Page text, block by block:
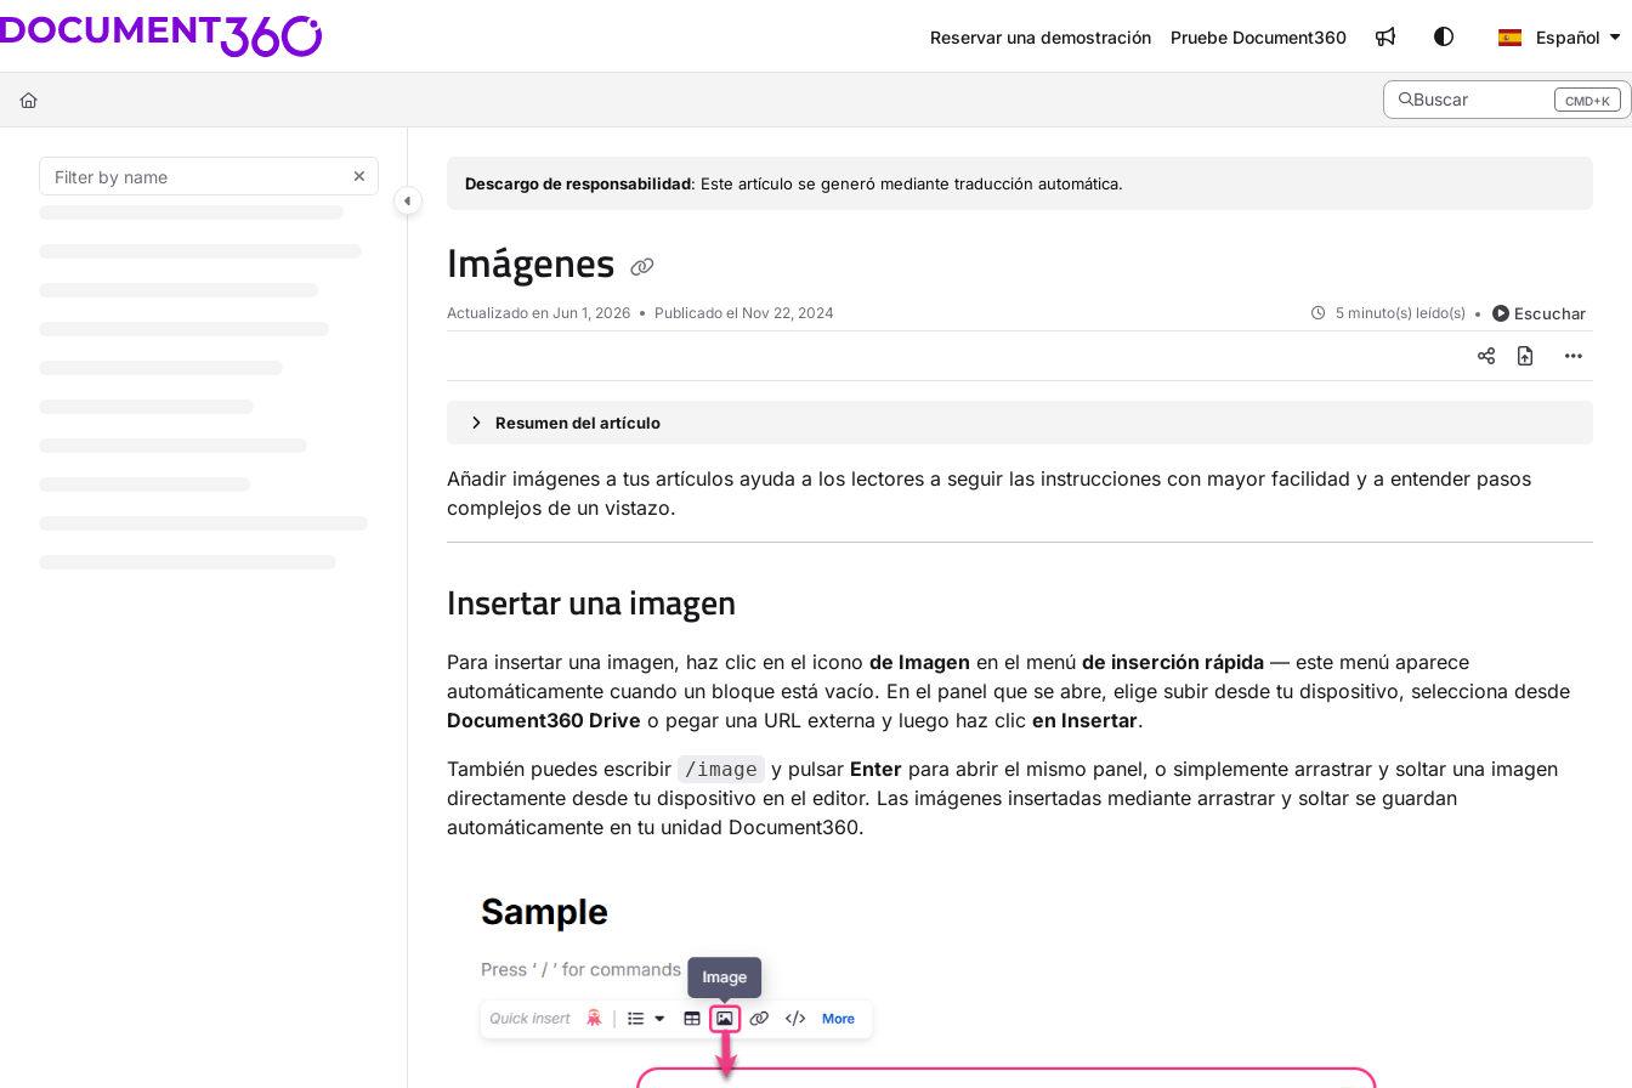
Documentation Index
Fetch the complete documentation index at:
Use this file to discover all available pages before exploring further.
Reservar una demostración Pruebe Document360 Español
Buscar CMD+K
Press CMD+K to open search
Descargo de responsabilidad: Este artículo se generó mediante traducción automática.
Imágenes
Actualizado en Jun 1, 2026 Publicado el Nov 22, 2024 5 minuto(s) leído(s) Escuchar
Resumen del artículo
Añadir imágenes a tus artículos ayuda a los lectores a seguir las instrucciones con mayor facilidad y a entender pasos
complejos de un vistazo.
Insertar una imagen
Para insertar una imagen, haz clic en el icono de Imagen en el menú de inserción rápida — este menú aparece
automáticamente cuando un bloque está vacío. En el panel que se abre, elige subir desde tu dispositivo, selecciona desde
Document360 Drive o pegar una URL externa y luego haz clic en Insertar.
También puedes escribir
/image y pulsar Enter para abrir el mismo panel, o simplemente arrastrar y soltar una imagen
directamente desde tu dispositivo en el editor. Las imágenes insertadas mediante arrastrar y soltar se guardan
automáticamente en tu unidad Document360.